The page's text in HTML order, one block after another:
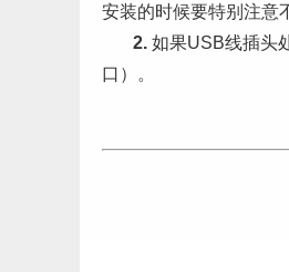
安装的时候要特别注意
2. 如果USB线插头
口）。